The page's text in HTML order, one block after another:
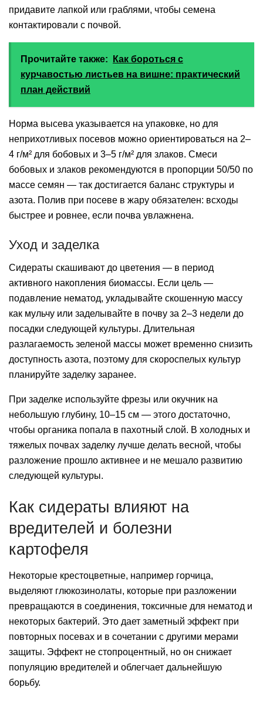
придавите лапкой или граблями, чтобы семена
контактировали с почвой.
Прочитайте также:
Как бороться с
курчавостью листьев на вишне: практический
план действий
Норма высева указывается на упаковке, но для
неприхотливых посевов можно ориентироваться на 2–
4 г/м² для бобовых и 3–5 г/м² для злаков. Смеси
бобовых и злаков рекомендуются в пропорции 50/50 по
массе семян — так достигается баланс структуры и
азота. Полив при посеве в жару обязателен: всходы
быстрее и ровнее, если почва увлажнена.
Уход и заделка
Сидераты скашивают до цветения — в период
активного накопления биомассы. Если цель —
подавление нематод, укладывайте скошенную массу
как мульчу или заделывайте в почву за 2–3 недели до
посадки следующей культуры. Длительная
разлагаемость зеленой массы может временно снизить
доступность азота, поэтому для скороспелых культур
планируйте заделку заранее.
При заделке используйте фрезы или окучник на
небольшую глубину, 10–15 см — этого достаточно,
чтобы органика попала в пахотный слой. В холодных и
тяжелых почвах заделку лучше делать весной, чтобы
разложение прошло активнее и не мешало развитию
следующей культуры.
Как сидераты влияют на
вредителей и болезни
картофеля
Некоторые крестоцветные, например горчица,
выделяют глюкозинолаты, которые при разложении
превращаются в соединения, токсичные для нематод и
некоторых бактерий. Это дает заметный эффект при
повторных посевах и в сочетании с другими мерами
защиты. Эффект не стопроцентный, но он снижает
популяцию вредителей и облегчает дальнейшую
борьбу.